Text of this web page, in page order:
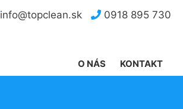
info@topclean.sk 0918 895 730
KONTAKT
O NÁS